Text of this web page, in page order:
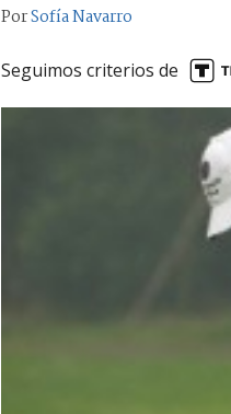
PorSofía Navarro
Seguimos criterios de